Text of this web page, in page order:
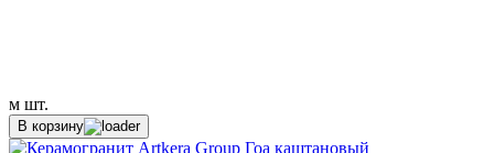
м шт.
В корзину